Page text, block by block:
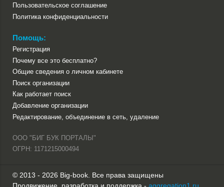
Пользовательское соглашение
Политика конфиденциальности
Помощь:
Регистрация
Почему все это бесплатно?
Общие сведения о личном кабинете
Поиск организации
Как работает поиск
Добавление организации
Редактирование, объединение в сеть, удаление
ООО "БИГ БУК ПОРТАЛЫ"
ОГРН: 1171215000494
© 2013 - 2026 Big-book. Все права защищены
Продвижение, разработка и поддержка - aggregation1.ru